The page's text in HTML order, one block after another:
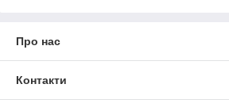
Про нас
Контакти